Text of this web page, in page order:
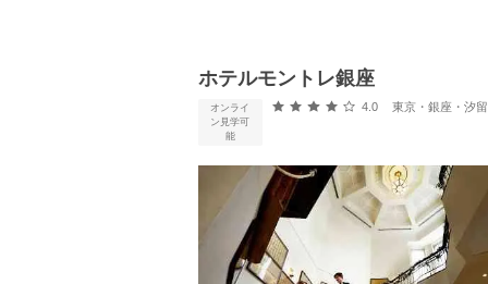
ホテルモントレ銀座
オンライ
ン見学可
能
口コミ評価
4.0 東京・銀座・汐留・浜松